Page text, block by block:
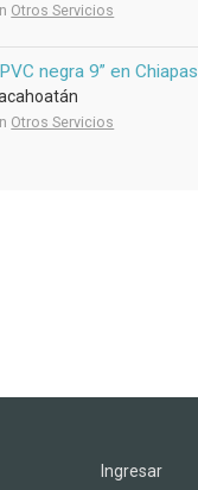
Otros Servicios
negra 9” en Chiapas
Otros Servicios
Ingresar